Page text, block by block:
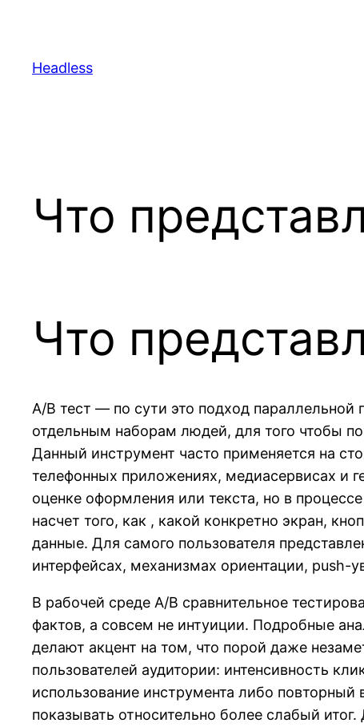
content
Headless
Что
Что
A/B тест — по сути это подход
отдельным наборам людей, для того чтобы
Данный инструмент часто применяется на
телефонных приложениях, медиасервисах и
оценке оформления или текста, но в
насчет того, как , какой конкретно экран,
данные. Для самого пользователя
интерфейсах, механизмах ориентации, push-
В рабочей среде A/B сравнительное
фактов, а совсем не интуиции. Подробные
делают акцент на том, что порой даже
пользователей аудитории: интенсивность
использование инструмента либо
показывать относительно более слабый